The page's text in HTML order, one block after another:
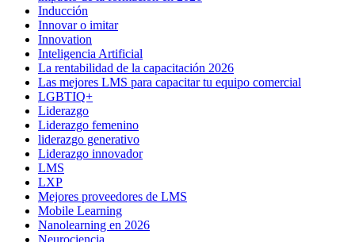
Inducción
Innovar o imitar
Innovation
Inteligencia Artificial
La rentabilidad de la capacitación 2026
Las mejores LMS para capacitar tu equipo comercial
LGBTIQ+
Liderazgo
Liderazgo femenino
liderazgo generativo
Liderazgo innovador
LMS
LXP
Mejores proveedores de LMS
Mobile Learning
Nanolearning en 2026
Neurociencia